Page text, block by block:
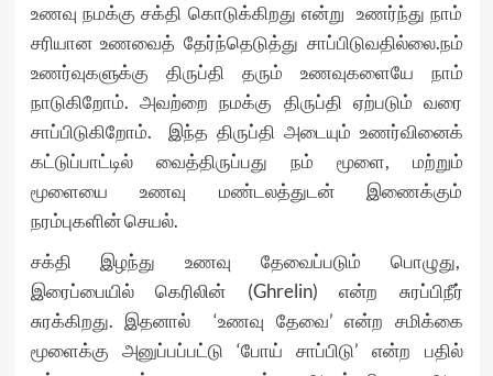
உணவு நமக்கு சக்தி கொடுக்கிறது என்று உணர்ந்து நாம்
சரியான உணவைத் தேர்ந்தெடுத்து சாப்பிடுவதில்லை.நம்
உணர்வுகளுக்கு திருப்தி தரும் உணவுகளையே நாம்
நாடுகிறோம். அவற்றை நமக்கு திருப்தி ஏற்படும் வரை
சாப்பிடுகிறோம். இந்த திருப்தி அடையும் உணர்வினைக்
கட்டுப்பாட்டில் வைத்திருப்பது நம் மூளை, மற்றும்
மூளையை உணவு மண்டலத்துடன் இணைக்கும்
நரம்புகளின் செயல்.
சக்தி இழந்து உணவு தேவைப்படும் பொழுது,
இரைப்பையில் கெரிலின் (Ghrelin) என்ற சுரப்பிநீர்
சுரக்கிறது. இதனால் ‘உணவு தேவை’ என்ற சமிக்கை
மூளைக்கு அனுப்பப்பட்டு ‘போய் சாப்பிடு’ என்ற பதில்